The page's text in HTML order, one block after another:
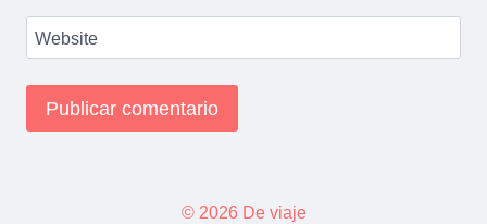
Website
© 2026 De viaje